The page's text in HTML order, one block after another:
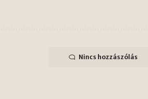
Nincs hozzászólás